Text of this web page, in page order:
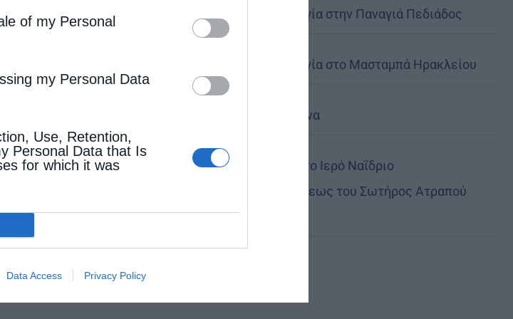
of my Personal
my Personal Data
Use, Retention,
Personal Data that Is
for which it was
Data Access Privacy Policy
Θεία Λειτουργία στην Παναγιά Πεδιάδος
Θεία Λειτουργία στο Μασταμπά Ηρακλείου
Τα Ιερά Κείμενα
Πανηγυρίζει το Ιερό Ναΐδριο
Μεταμορφώσεως του Σωτήρος Ατραπού
Φλώρινας